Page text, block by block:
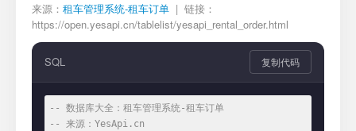
来源： 租车管理系统-租车订单 | 链接：
https://open.yesapi.cn/tablelist/yesapi_rental_order.html
SQL 复制代码
-- 数据库大全：租车管理系统-租车订单
-- 来源：YesApi.cn